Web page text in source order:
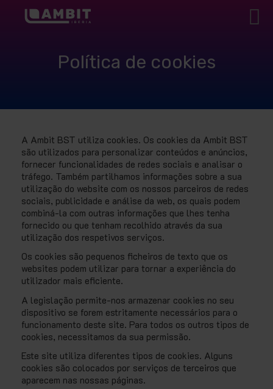
Política de cookies
A Ambit BST utiliza cookies. Os cookies da Ambit BST
são utilizados para personalizar conteúdos e anúncios,
fornecer funcionalidades de redes sociais e analisar o
tráfego. Também partilhamos informações sobre a sua
utilização do website com os nossos parceiros de redes
sociais, publicidade e análise da web, os quais podem
combiná-la com outras informações que lhes tenha
fornecido ou que tenham recolhido através da sua
utilização dos respetivos serviços.
Os cookies são pequenos ficheiros de texto que os
websites podem utilizar para tornar a experiência do
utilizador mais eficiente.
A legislação permite-nos armazenar cookies no seu
dispositivo se forem estritamente necessários para o
funcionamento deste site. Para todos os outros tipos de
cookies, necessitamos da sua permissão.
Este site utiliza diferentes tipos de cookies. Alguns
cookies são colocados por serviços de terceiros que
aparecem nas nossas páginas.